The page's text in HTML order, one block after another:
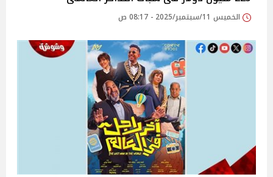
الخميس 11/سبتمبر/2025 - 08:17 ص